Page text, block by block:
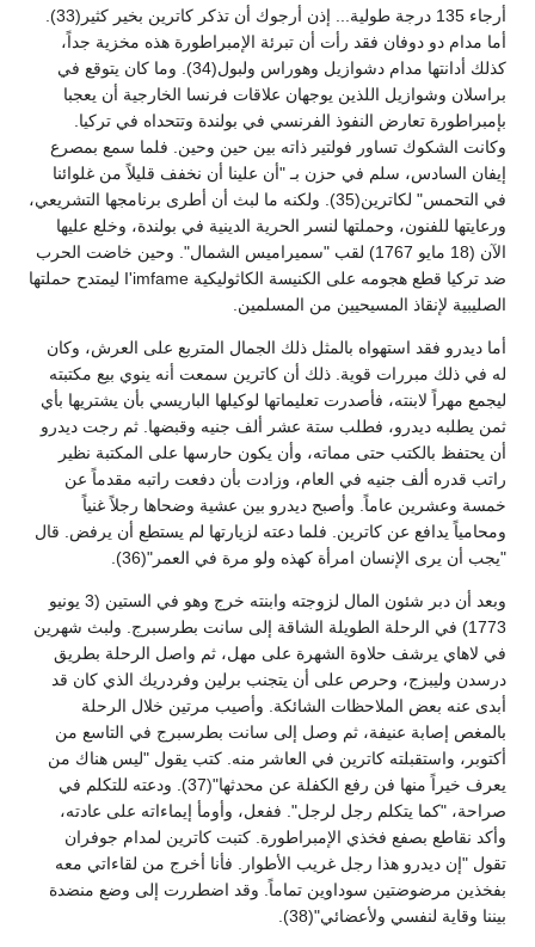
أرجاء 135 درجة طولية... إذن أرجوك أن تذكر كاترين بخير كثير(33).
أما مدام دو دوفان فقد رأت أن تبرئة الإمبراطورة هذه مخزية جداً،
كذلك أدانتها مدام دشوازيل وهوراس ولبول(34). وما كان يتوقع في
براسلان وشوازيل اللذين يوجهان علاقات فرنسا الخارجية أن يعجبا
بإمبراطورة تعارض النفوذ الفرنسي في بولندة وتتحداه في تركيا.
وكانت الشكوك تساور فولتير ذاته بين حين وحين. فلما سمع بمصرع
إيفان السادس، سلم في حزن بـ "أن علينا أن نخفف قليلاً من غلوائنا
في التحمس" لكاترين(35). ولكنه ما لبث أن أطرى برنامجها التشريعي،
ورعايتها للفنون، وحملتها لنسر الحرية الدينية في بولندة، وخلع عليها
الآن (18 مايو 1767) لقب "سميراميس الشمال". وحين خاضت الحرب
ضد تركيا قطع هجومه على الكنيسة الكاثوليكية I'imfame ليمتدح حملتها
الصليبية لإنقاذ المسيحيين من المسلمين.
أما ديدرو فقد استهواه بالمثل ذلك الجمال المتربع على العرش، وكان
له في ذلك مبررات قوية. ذلك أن كاترين سمعت أنه ينوي بيع مكتبته
ليجمع مهراً لابنته، فأصدرت تعليماتها لوكيلها الباريسي بأن يشتريها بأي
ثمن يطلبه ديدرو، فطلب ستة عشر ألف جنيه وقبضها. ثم رجت ديدرو
أن يحتفظ بالكتب حتى مماته، وأن يكون حارسها على المكتبة نظير
راتب قدره ألف جنيه في العام، وزادت بأن دفعت راتبه مقدماً عن
خمسة وعشرين عاماً. وأصبح ديدرو بين عشية وضحاها رجلاً غنياً
ومحامياً يدافع عن كاترين. فلما دعته لزيارتها لم يستطع أن يرفض. قال
"يجب أن يرى الإنسان امرأة كهذه ولو مرة في العمر"(36).
وبعد أن دبر شئون المال لزوجته وابنته خرج وهو في الستين (3 يونيو
1773) في الرحلة الطويلة الشاقة إلى سانت بطرسبرج. ولبث شهرين
في لاهاي يرشف حلاوة الشهرة على مهل، ثم واصل الرحلة بطريق
درسدن وليبزج، وحرص على أن يتجنب برلين وفردريك الذي كان قد
أبدى عنه بعض الملاحظات الشائكة. وأصيب مرتين خلال الرحلة
بالمغص إصابة عنيفة، ثم وصل إلى سانت بطرسبرج في التاسع من
أكتوبر، واستقبلته كاترين في العاشر منه. كتب يقول "ليس هناك من
يعرف خيراً منها فن رفع الكفلة عن محدثها"(37). ودعته للتكلم في
صراحة، "كما يتكلم رجل لرجل". ففعل، وأومأ إيماءاته على عادته،
وأكد نقاطع بصفع فخذي الإمبراطورة. كتبت كاترين لمدام جوفران
تقول "إن ديدرو هذا رجل غريب الأطوار. فأنا أخرج من لقاءاتي معه
بفخذين مرضوضتين سوداوين تماماً. وقد اضطررت إلى وضع منضدة
بيننا وقاية لنفسي ولأعضائي"(38).